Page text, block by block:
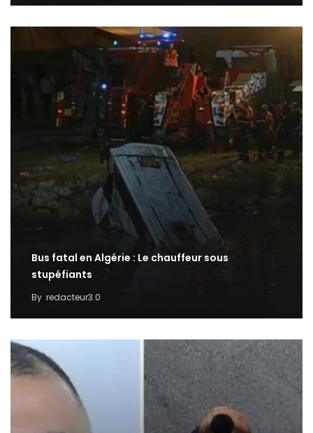
Bus fatal en Algérie : Le chauffeur sous
stupéfiants
By redacteur3.0